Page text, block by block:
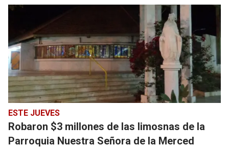
ESTE JUEVES
Robaron $3 millones de las limosnas de la
Parroquia Nuestra Señora de la Merced